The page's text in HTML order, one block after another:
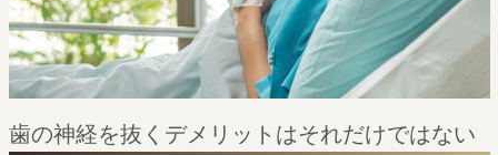
歯の神経を抜くデメリットはそれだけではない